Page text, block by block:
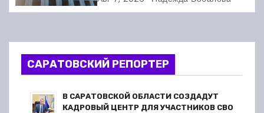
п
о
нарушений
САРАТОВСКИЙ РЕПОРТЕР
В САРАТОВСКОЙ ОБЛАСТИ СОЗДАДУТ
КАДРОВЫЙ ЦЕНТР ДЛЯ УЧАСТНИКОВ СВО